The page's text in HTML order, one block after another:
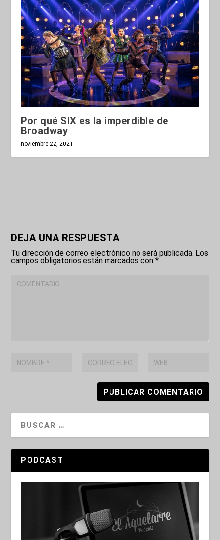
Por qué SIX es la imperdible de
Broadway
noviembre 22, 2021
DEJA UNA RESPUESTA
Tu dirección de correo electrónico no será publicada. Los
campos obligatorios están marcados con*
PODCAST